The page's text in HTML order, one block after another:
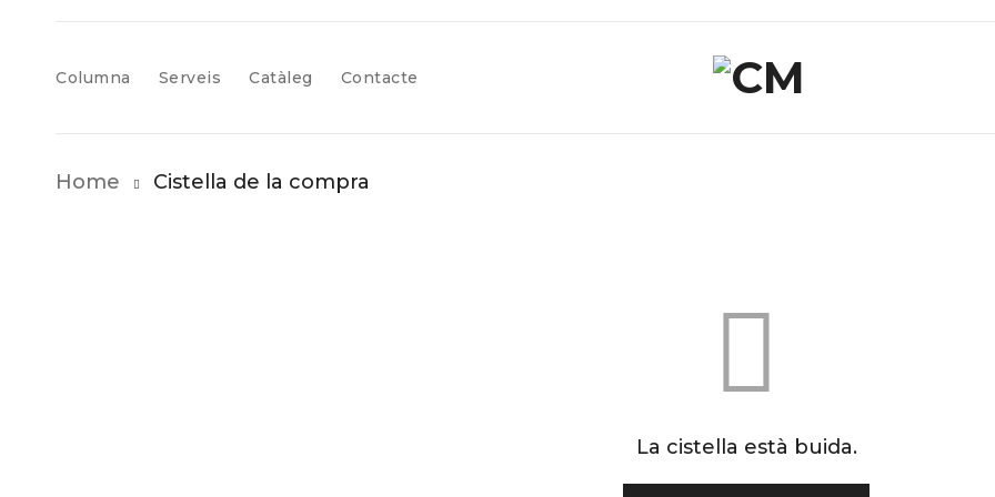
Columna Serveis Catàleg Contacte
Home Cistella de la compra
La cistella està buida.